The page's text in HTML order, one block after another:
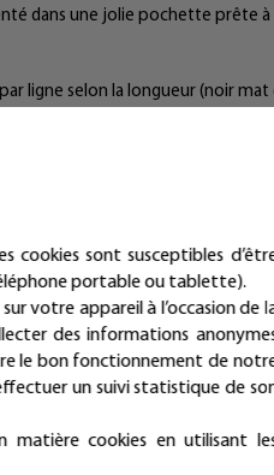
dans une jolie pochette prête
ligne selon la longueur (noir
varier.
sous deux jours ouvrés.
nos écritures en fil de fer
à l'infini !
cookies sont susceptibles
portable ou tablette).
votre appareil à l’occasion de
des informations
le bon fonctionnement de
un suivi statistique de
matière cookies en utilisant